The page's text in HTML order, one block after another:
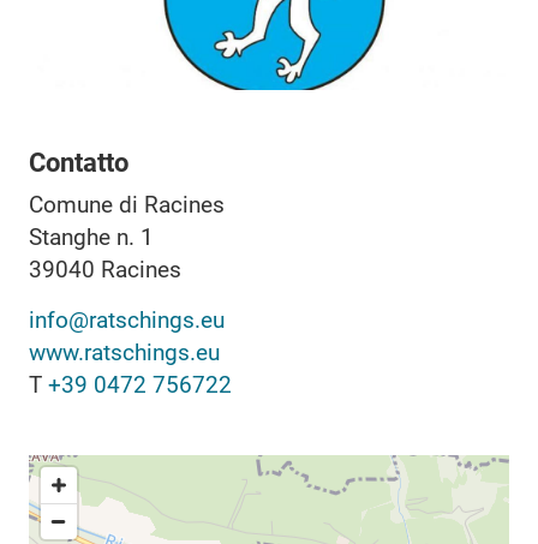
Contatto
Comune di Racines
Stanghe n. 1
39040 Racines
info@ratschings.eu
www.ratschings.eu
T +39 0472 756722